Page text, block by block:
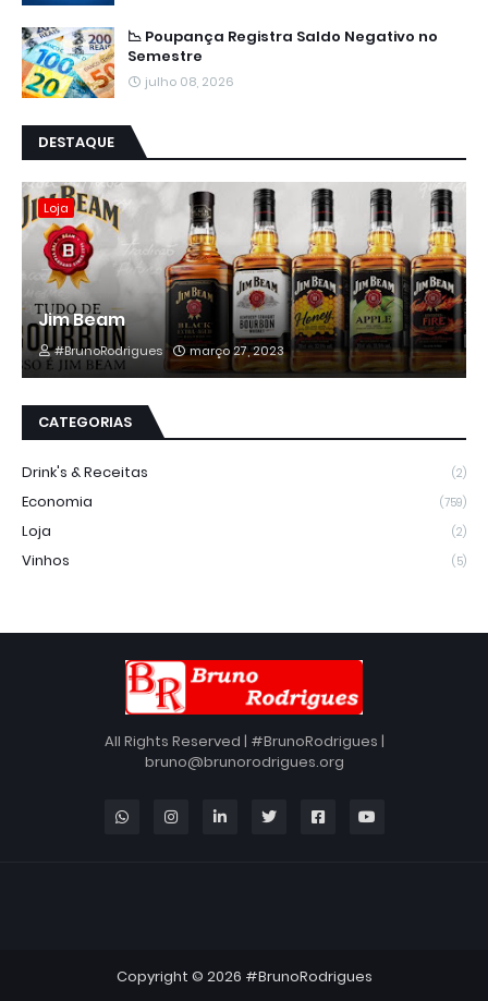
📉 Poupança Registra Saldo Negativo no
Semestre
julho 08, 2026
DESTAQUE
Loja
Jim Beam
#BrunoRodrigues março 27, 2023
CATEGORIAS
Drink's & Receitas (2)
Economia (759)
Loja (2)
Vinhos (5)
All Rights Reserved | #BrunoRodrigues |
bruno@brunorodrigues.org
Copyright © 2026 #BrunoRodrigues